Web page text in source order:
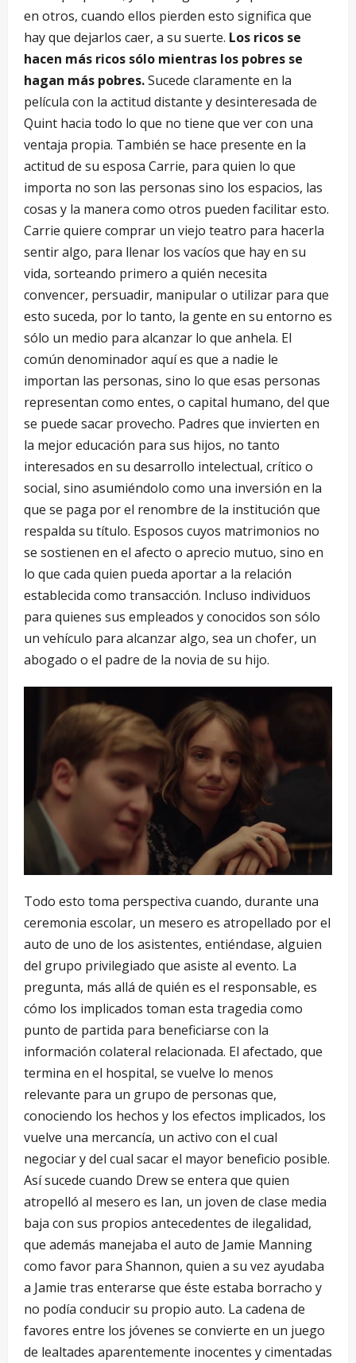
en otros, cuando ellos pierden esto significa que
hay que dejarlos caer, a su suerte. Los ricos se
hacen más ricos sólo mientras los pobres se
hagan más pobres.Sucede claramente en la
película con la actitud distante y desinteresada de
Quint hacia todo lo que no tiene que ver con una
ventaja propia. También se hace presente en la
actitud de su esposa Carrie, para quien lo que
importa no son las personas sino los espacios, las
cosas y la manera como otros pueden facilitar esto.
Carrie quiere comprar un viejo teatro para hacerla
sentir algo, para llenar los vacíos que hay en su
vida, sorteando primero a quién necesita
convencer, persuadir, manipular o utilizar para que
esto suceda, por lo tanto, la gente en su entorno es
sólo un medio para alcanzar lo que anhela. El
común denominador aquí es que a nadie le
importan las personas, sino lo que esas personas
representan como entes, o capital humano, del que
se puede sacar provecho. Padres que invierten en
la mejor educación para sus hijos, no tanto
interesados en su desarrollo intelectual, crítico o
social, sino asumiéndolo como una inversión en la
que se paga por el renombre de la institución que
respalda su título. Esposos cuyos matrimonios no
se sostienen en el afecto o aprecio mutuo, sino en
lo que cada quien pueda aportar a la relación
establecida como transacción. Incluso individuos
para quienes sus empleados y conocidos son sólo
un vehículo para alcanzar algo, sea un chofer, un
abogado o el padre de la novia de su hijo.
Todo esto toma perspectiva cuando, durante una
ceremonia escolar, un mesero es atropellado por el
auto de uno de los asistentes, entiéndase, alguien
del grupo privilegiado que asiste al evento. La
pregunta, más allá de quién es el responsable, es
cómo los implicados toman esta tragedia como
punto de partida para beneficiarse con la
información colateral relacionada. El afectado, que
termina en el hospital, se vuelve lo menos
relevante para un grupo de personas que,
conociendo los hechos y los efectos implicados, los
vuelve una mercancía, un activo con el cual
negociar y del cual sacar el mayor beneficio posible.
Así sucede cuando Drew se entera que quien
atropelló al mesero es Ian, un joven de clase media
baja con sus propios antecedentes de ilegalidad,
que además manejaba el auto de Jamie Manning
como favor para Shannon, quien a su vez ayudaba
a Jamie tras enterarse que éste estaba borracho y
no podía conducir su propio auto. La cadena de
favores entre los jóvenes se convierte en un juego
de lealtades aparentemente inocentes y cimentadas